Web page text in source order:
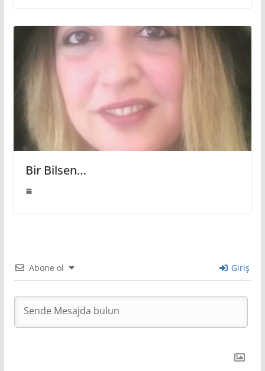
Bir Bilsen…
Abone ol Giriş